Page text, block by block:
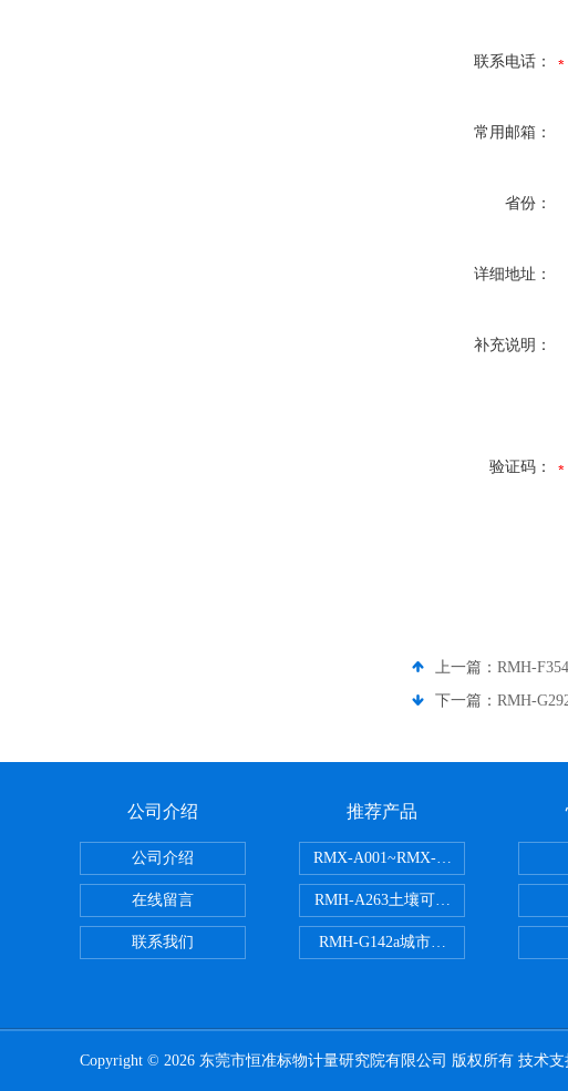
联系电话：
常用邮箱：
省份：
详细地址：
补充说明：
验证码：
上一篇： RMH-
下一篇： RMH-
公司介绍
公司介绍
在线留言
联系我们
推荐产品
RMX-A001~RMX-A002丙烯酸涂层中
RMH-A263土壤可交换酸度分析标准
RMH-G142a城市污水处理污泥中多
Copyright © 2026 东莞市恒准标物计量研究院有限公司 版权所有 技术支